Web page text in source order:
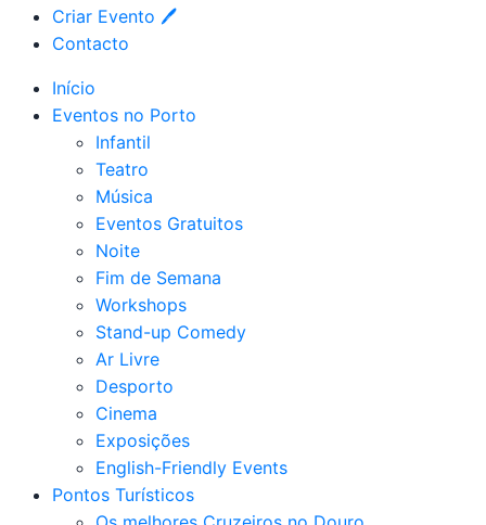
Criar Evento 🖊
Contacto
Início
Eventos no Porto
Infantil
Teatro
Música
Eventos Gratuitos
Noite
Fim de Semana
Workshops
Stand-up Comedy
Ar Livre
Desporto
Cinema
Exposições
English-Friendly Events
Pontos Turísticos